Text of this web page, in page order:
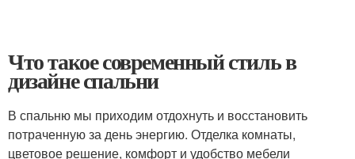
Что такое современный стиль в
дизайне спальни
В спальню мы приходим отдохнуть и восстановить
потраченную за день энергию. Отделка комнаты,
цветовое решение, комфорт и удобство мебели